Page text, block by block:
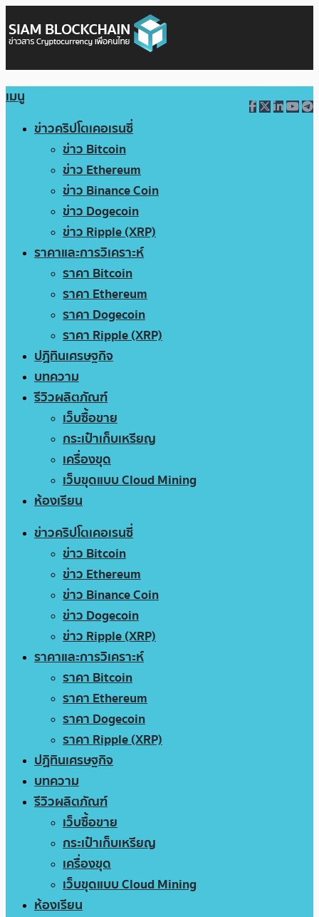
เมนู
ข่าวคริปโตเคอเรนซี่
ข่าว Bitcoin
ข่าว Ethereum
ข่าว Binance Coin
ข่าว Dogecoin
ข่าว Ripple (XRP)
ราคาและการวิเคราะห์
ราคา Bitcoin
ราคา Ethereum
ราคา Dogecoin
ราคา Ripple (XRP)
ปฏิทินเศรษฐกิจ
บทความ
รีวิวผลิตภัณฑ์
เว็บซื้อขาย
กระเป๋าเก็บเหรียญ
เครื่องขุด
เว็บขุดแบบ Cloud Mining
ห้องเรียน
ข่าวคริปโตเคอเรนซี่
ข่าว Bitcoin
ข่าว Ethereum
ข่าว Binance Coin
ข่าว Dogecoin
ข่าว Ripple (XRP)
ราคาและการวิเคราะห์
ราคา Bitcoin
ราคา Ethereum
ราคา Dogecoin
ราคา Ripple (XRP)
ปฏิทินเศรษฐกิจ
บทความ
รีวิวผลิตภัณฑ์
เว็บซื้อขาย
กระเป๋าเก็บเหรียญ
เครื่องขุด
เว็บขุดแบบ Cloud Mining
ห้องเรียน